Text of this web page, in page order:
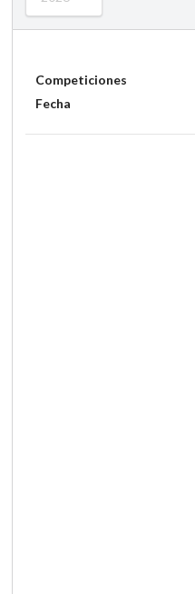
Competiciones
Fecha